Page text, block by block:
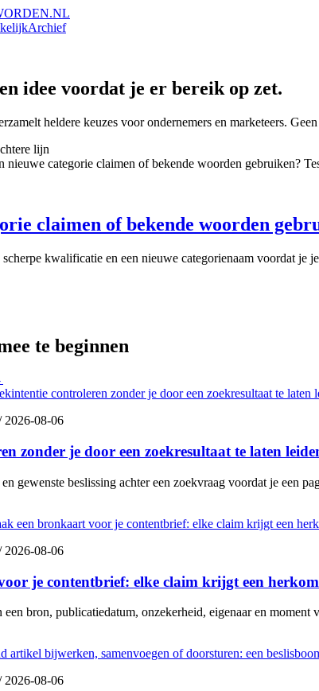
.NL
Archief
idee voordat je er bereik op zet.
heldere keuzes voor ondernemers en marketeers.
lijn
claimen of bekende woorden
kwalificatie en een nieuwe categorienaam voordat je
te beginnen
2026-08-06
zonder je door een zoekresultaat te laten
gewenste beslissing achter een zoekvraag voordat je een
2026-08-06
je contentbrief: elke claim krijgt een
bron, publicatiedatum, onzekerheid, eigenaar en moment
2026-08-06